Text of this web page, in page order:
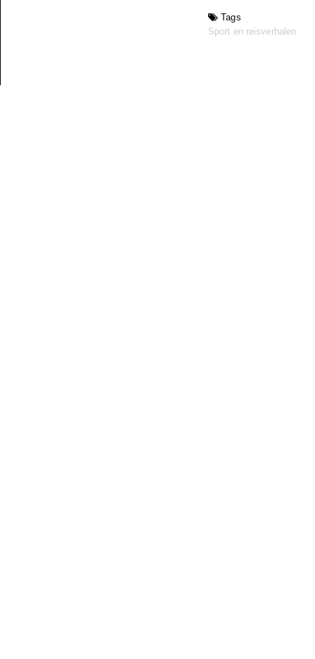
Tags
Sport en reisverhalen